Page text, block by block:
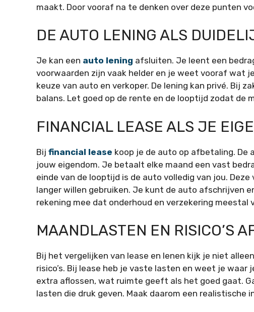
maakt. Door vooraf na te denken over deze punten
DE AUTO LENING ALS
Je kan een auto lening afsluiten. Je leent een
voorwaarden zijn vaak helder en je weet vooraf wat
keuze van auto en verkoper. De lening kan privé. Bij
balans. Let goed op de rente en de looptijd zodat de
FINANCIAL LEASE ALS JE
Bij financial lease koop je de auto op afbetaling.
jouw eigendom. Je betaalt elke maand een vast
einde van de looptijd is de auto volledig van jou.
langer willen gebruiken. Je kunt de auto afschrijven
rekening mee dat onderhoud en verzekering meestal
MAANDLASTEN EN RISICO’S
Bij het vergelijken van lease en lenen kijk je niet
risico’s. Bij lease heb je vaste lasten en weet je waar
extra aflossen, wat ruimte geeft als het goed gaat.
lasten die druk geven. Maak daarom een realistische